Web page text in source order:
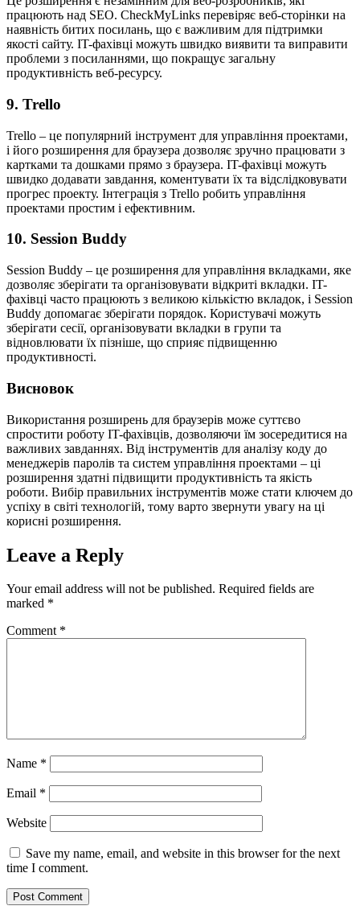
працюють над SEO. CheckMyLinks перевіряє веб-сторінки на
наявність битих посилань, що є важливим для підтримки
якості сайту. IT-фахівці можуть швидко виявити та виправити
проблеми з посиланнями, що покращує загальну
продуктивність веб-ресурсу.
9. Trello
Trello – це популярний інструмент для управління проектами,
і його розширення для браузера дозволяє зручно працювати з
картками та дошками прямо з браузера. IT-фахівці можуть
швидко додавати завдання, коментувати їх та відслідковувати
прогрес проекту. Інтеграція з Trello робить управління
проектами простим і ефективним.
10. Session Buddy
Session Buddy – це розширення для управління вкладками, яке
дозволяє зберігати та організовувати відкриті вкладки. IT-
фахівці часто працюють з великою кількістю вкладок, і Session
Buddy допомагає зберігати порядок. Користувачі можуть
зберігати сесії, організовувати вкладки в групи та
відновлювати їх пізніше, що сприяє підвищенню
продуктивності.
Висновок
Використання розширень для браузерів може суттєво
спростити роботу IT-фахівців, дозволяючи їм зосередитися на
важливих завданнях. Від інструментів для аналізу коду до
менеджерів паролів та систем управління проектами – ці
розширення здатні підвищити продуктивність та якість
роботи. Вибір правильних інструментів може стати ключем до
успіху в світі технологій, тому варто звернути увагу на ці
корисні розширення.
Leave a Reply
Your email address will not be published. Required fields are
marked *
Comment *
Name *
Email *
Website
Save my name, email, and website in this browser for the next
time I comment.